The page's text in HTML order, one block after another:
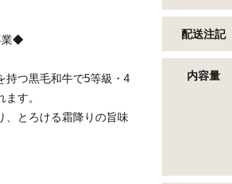
業◆
持つ黒毛和牛で5等級・4
す。
、とろける霜降りの旨味
配送注記
内容量